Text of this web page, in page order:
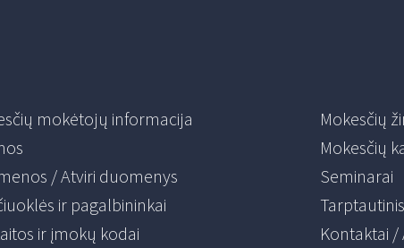
mokėtojų informacija
/ Atviri duomenys
ir pagalbininkai
ir įmokų kodai
Mokesčių
Mokesčių
Seminarai
Kontaktai /